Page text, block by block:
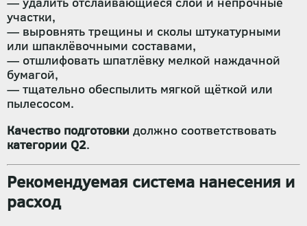
участки,
— выровнять трещины и сколы штукатурными
или шпаклёвочными составами,
— отшлифовать шпатлёвку мелкой наждачной
бумагой,
— тщательно обеспылить мягкой щёткой или
пылесосом.
Качество подготовки должно соответствовать
категории Q2.
Рекомендуемая система нанесения и
расход